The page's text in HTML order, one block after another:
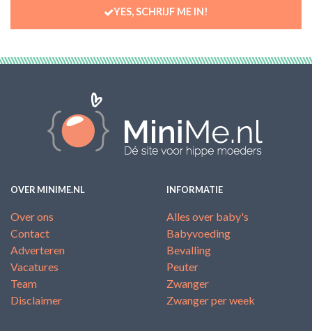
YES, SCHRIJF ME IN!
OVER MINIME.NL
Over ons
Contact
Adverteren
Vacatures
Team
Disclaimer
INFORMATIE
Alles over baby's
Babyvoeding
Bevalling
Peuter
Zwanger
Zwanger per week